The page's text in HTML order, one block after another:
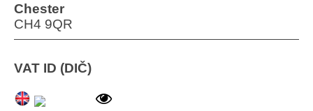
Chester
CH4 9QR
VAT ID (DIČ)